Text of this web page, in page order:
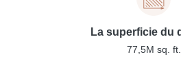
La superficie du
77,5M sq. ft.